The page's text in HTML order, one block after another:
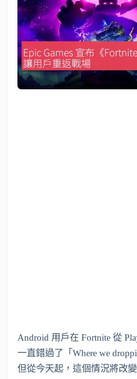
Android 用戶在 Fortnite 從
一直錯過了「Where we
但從今天起，這個情況將改變